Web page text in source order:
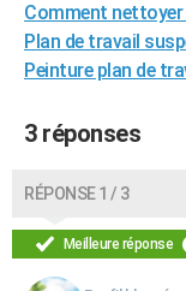
Comment nettoyer
Plan de travail
Peinture plan de
3 réponses
RÉPONSE 1 / 3
Meilleure réponse